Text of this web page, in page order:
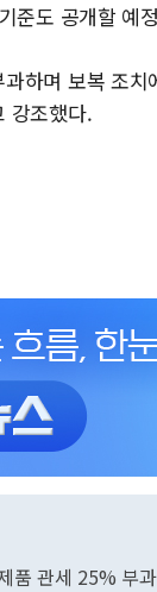
준도 공개할 예
하며 보복 조
강조했다.
품 관세 25% 부